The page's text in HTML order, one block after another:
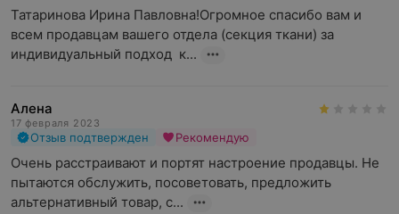
Татаринова Ирина Павловна!Огромное спасибо вам и
всем продавцам вашего отдела (секция ткани) за
индивидуальный подход  к...
Алена
17 февраля 2023
Отзыв подтвержден Рекомендую
Очень расстраивают и портят настроение продавцы. Не
пытаются обслужить, посоветовать, предложить
альтернативный товар, с...